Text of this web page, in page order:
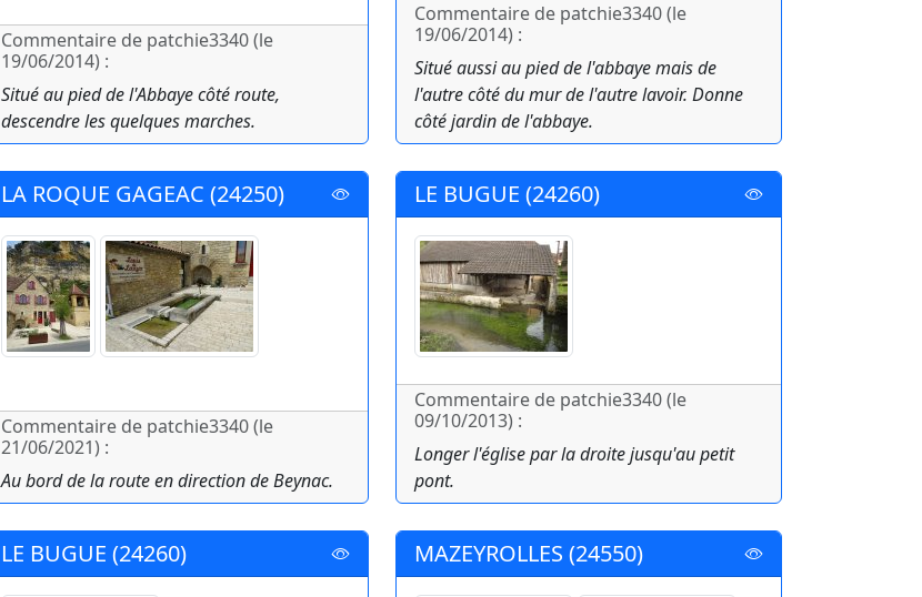
Commentaire de patchie3340 (le
19/06/2014) :
Situé au pied de l'Abbaye côté route,
descendre les quelques marches.
Commentaire de patchie3340 (le
19/06/2014) :
Situé aussi au pied de l'abbaye mais de
l'autre côté du mur de l'autre lavoir. Donne
côté jardin de l'abbaye.
LA ROQUE GAGEAC (24250)
Commentaire de patchie3340 (le
21/06/2021) :
Au bord de la route en direction de Beynac.
LE BUGUE (24260)
Commentaire de patchie3340 (le
09/10/2013) :
Longer l'église par la droite jusqu'au petit
pont.
LE BUGUE (24260) MAZEYROLLES (24550)